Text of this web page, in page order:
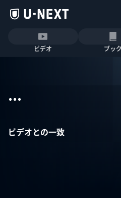
ビデオ ブック
...
ビデオとの一致